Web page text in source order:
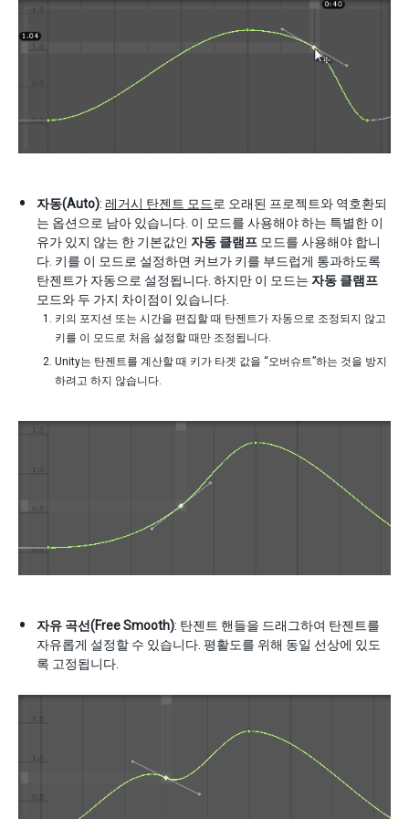
자동(Auto): 레거시 탄젠트 모드 로 오래된 프로젝트와 역호환되
는 옵션으로 남아 있습니다. 이 모드를 사용해야 하는 특별한 이
유가 있지 않는 한 기본값인 자동 클램프 모드를 사용해야 합니
다. 키를 이 모드로 설정하면 커브가 키를 부드럽게 통과하도록
탄젠트가 자동으로 설정됩니다. 하지만 이 모드는 자동 클램프
모드와 두 가지 차이점이 있습니다.
키의 포지션 또는 시간을 편집할 때 탄젠트가 자동으로 조정되지 않고
키를 이 모드로 처음 설정할 때만 조정됩니다.
Unity는 탄젠트를 계산할 때 키가 타겟 값을 “오버슈트”하는 것을 방지
하려고 하지 않습니다.
자유 곡선(Free Smooth): 탄젠트 핸들을 드래그하여 탄젠트를
자유롭게 설정할 수 있습니다. 평활도를 위해 동일 선상에 있도
록 고정됩니다.